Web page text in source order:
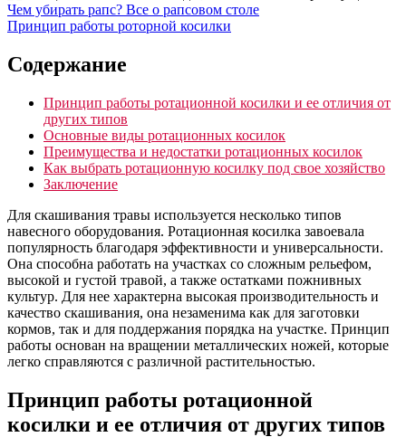
Чем убирать рапс? Все о рапсовом столе
Принцип работы роторной косилки
Содержание
Принцип работы ротационной косилки и ее отличия от
других типов
Основные виды ротационных косилок
Преимущества и недостатки ротационных косилок
Как выбрать ротационную косилку под свое хозяйство
Заключение
Для скашивания травы используется несколько типов
навесного оборудования. Ротационная косилка завоевала
популярность благодаря эффективности и универсальности.
Она способна работать на участках со сложным рельефом,
высокой и густой травой, а также остатками пожнивных
культур. Для нее характерна высокая производительность и
качество скашивания, она незаменима как для заготовки
кормов, так и для поддержания порядка на участке. Принцип
работы основан на вращении металлических ножей, которые
легко справляются с различной растительностью.
Принцип работы ротационной
косилки и ее отличия от других типов